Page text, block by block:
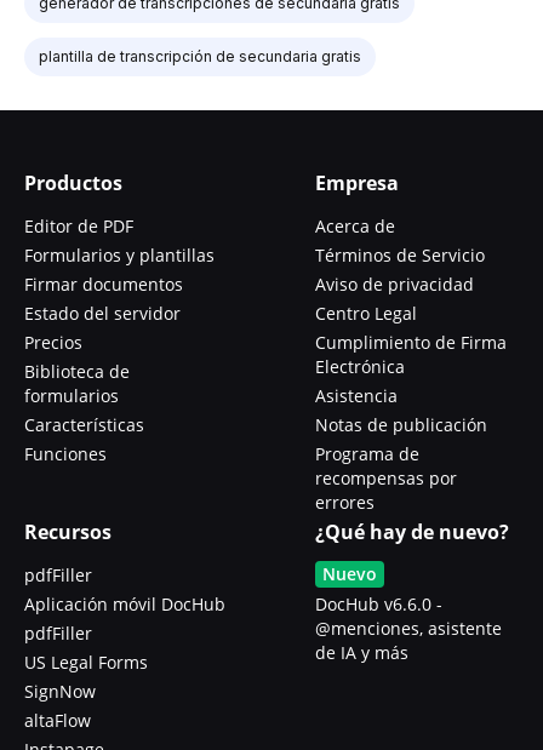
plantilla de transcripción de secundaria gratis
Productos
Editor de PDF
Formularios y plantillas
Firmar documentos
Estado del servidor
Precios
Biblioteca de
formularios
Características
Funciones
Empresa
Acerca de
Términos de Servicio
Aviso de privacidad
Centro Legal
Cumplimiento de Firma
Electrónica
Asistencia
Notas de publicación
Programa de
recompensas por
errores
Recursos
pdfFiller
Aplicación móvil DocHub
pdfFiller
US Legal Forms
SignNow
altaFlow
¿Qué hay de nuevo?
Nuevo
DocHub v6.6.0 -
@menciones, asistente
de IA y más